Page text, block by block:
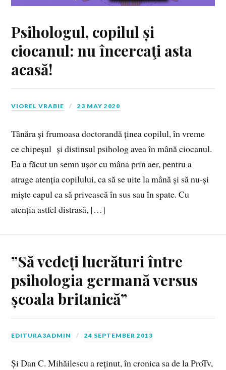
Psihologul, copilul și
ciocanul: nu încercaţi asta
acasă!
VIOREL VRABIE 23 MAY 2020
Tânăra și frumoasa doctorandă ținea copilul, în vreme
ce chipeșul și distinsul psiholog avea în mână ciocanul.
Ea a făcut un semn ușor cu mâna prin aer, pentru a
atrage atenția copilului, ca să se uite la mână și să nu-și
miște capul ca să privească în sus sau în spate. Cu
atenția astfel distrasă, […]
”Să vedeți lucrături între
psihologia germană versus
școala britanică”
EDITURA3ADMIN 24 SEPTEMBER 2013
Și Dan C. Mihăilescu a reținut, în cronica sa de la ProTv,